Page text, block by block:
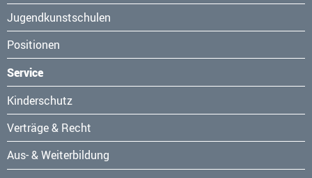
Jugendkunstschulen
Positionen
Service
Navigation
überspringen
Kinderschutz
Verträge & Recht
Aus- & Weiterbildung